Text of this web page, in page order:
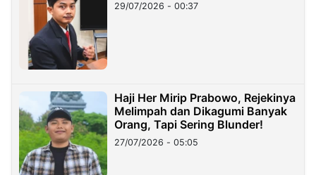
29/07/2026 - 00:37
Haji Her Mirip Prabowo, Rejekinya
Melimpah dan Dikagumi Banyak
Orang, Tapi Sering Blunder!
27/07/2026 - 05:05